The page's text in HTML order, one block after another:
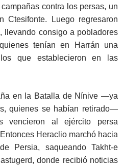
contra los persas, un
Ctesifonte. Luego regresaron
llevando consigo a pobladores
tenían en Harrán una
que establecieron en las
en la Batalla de Nínive —ya
quienes se habían retirado—
al ejército persa
Heraclio marchó hacia
Persia, saqueando Takht-e
donde recibió noticias